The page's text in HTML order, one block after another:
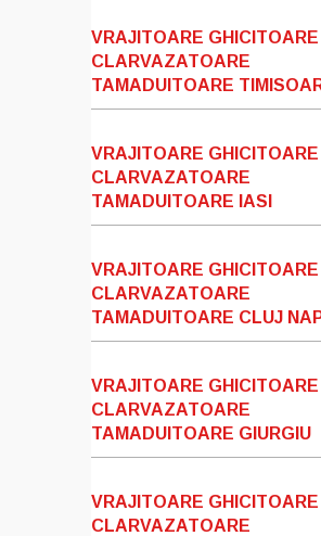
VRAJITOARE GHICITOARE
CLARVAZATOARE
TAMADUITOARE
VRAJITOARE GHICITOARE
CLARVAZATOARE
TAMADUITOARE IASI
VRAJITOARE GHICITOARE
CLARVAZATOARE
TAMADUITOARE CLUJ
VRAJITOARE GHICITOARE
CLARVAZATOARE
TAMADUITOARE GIURGIU
VRAJITOARE GHICITOARE
CLARVAZATOARE